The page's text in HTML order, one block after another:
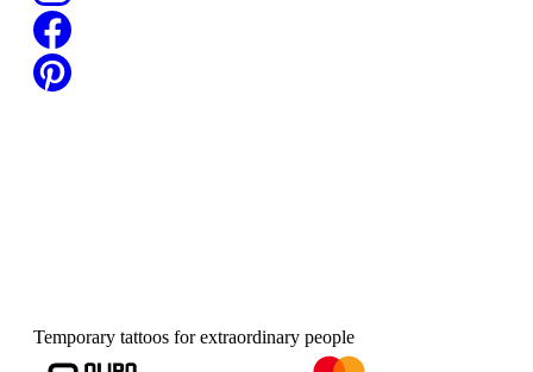
Temporary tattoos for extraordinary people